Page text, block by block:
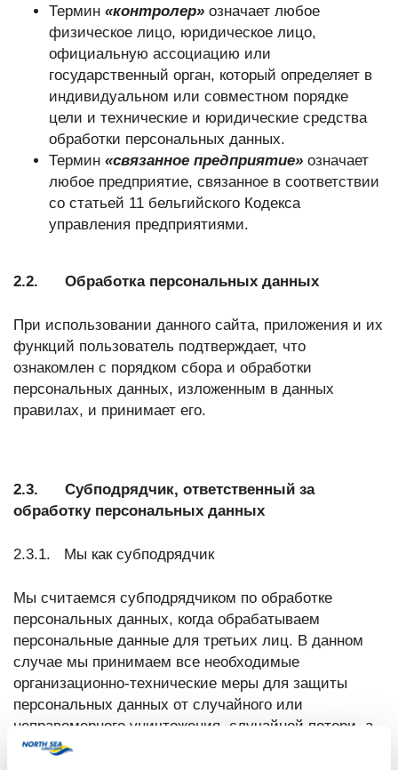
Термин «контролер» означает любое
физическое лицо, юридическое лицо,
официальную ассоциацию или
государственный орган, который определяет в
индивидуальном или совместном порядке
цели и технические и юридические средства
обработки персональных данных.
Термин «связанное предприятие» означает
любое предприятие, связанное в соответствии
со статьей 11 бельгийского Кодекса
управления предприятиями.
2.2. Обработка персональных данных
При использовании данного сайта, приложения и их
функций пользователь подтверждает, что
ознакомлен с порядком сбора и обработки
персональных данных, изложенным в данных
правилах, и принимает его.
2.3. Субподрядчик, ответственный за
обработку персональных данных
2.3.1. Мы как субподрядчик
Мы считаемся субподрядчиком по обработке
персональных данных, когда обрабатываем
персональные данные для третьих лиц. В данном
случае мы принимаем все необходимые
организационно-технические меры для защиты
персональных данных от случайного или
неправомерного уничтожения, случайной потери, а
также от любых изменений, доступа и любой иной